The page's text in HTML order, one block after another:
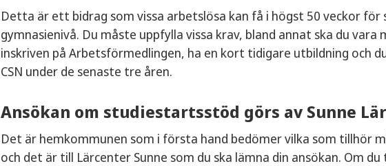
Detta är ett bidrag som vissa arbetslösa kan få i högst 50 veckor för
gymnasienivå. Du måste uppfylla vissa krav, bland annat ska du vara
inskriven på Arbetsförmedlingen, ha en kort tidigare utbildning och
CSN under de senaste tre åren.
Ansökan om studiestartsstöd görs av Sunne
Det är hemkommunen som i första hand bedömer vilka som tillhör
och det är till Lärcenter Sunne som du ska lämna din ansökan. Om